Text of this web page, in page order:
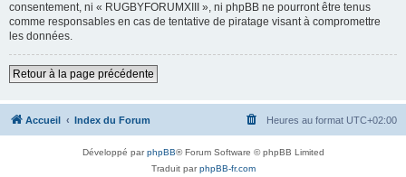
consentement, ni « RUGBYFORUMXIII », ni phpBB ne pourront être tenus
comme responsables en cas de tentative de piratage visant à compromettre
les données.
Retour à la page précédente
Accueil Index du Forum Heures au format UTC+02:00
Développé parphpBB® Forum Software © phpBB Limited
Traduit parphpBB-fr.com